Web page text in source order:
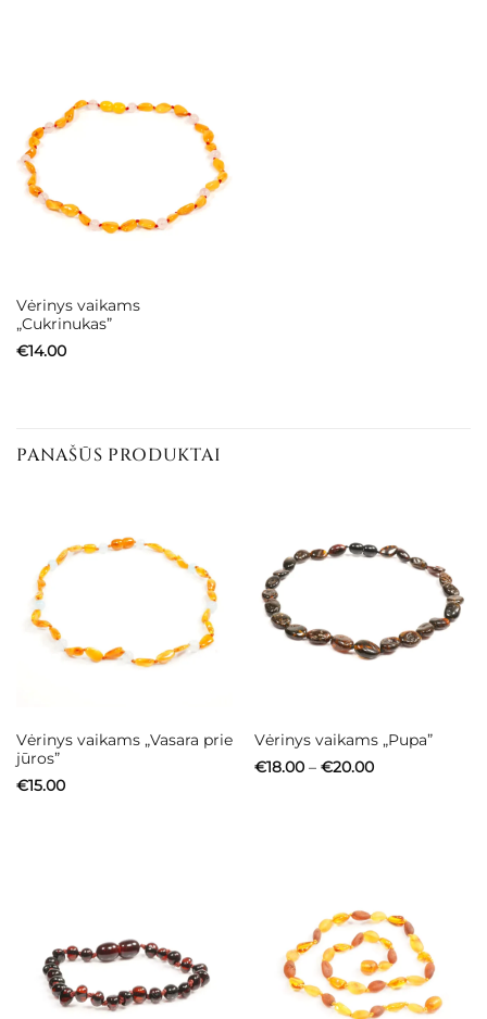
Vėrinys vaikams
„Cukrinukas”
€14.00
PANAŠŪS PRODUKTAI
Vėrinys vaikams „Vasara prie
jūros”
€15.00
Vėrinys vaikams „Pupa”
€18.00 – €20.00Price